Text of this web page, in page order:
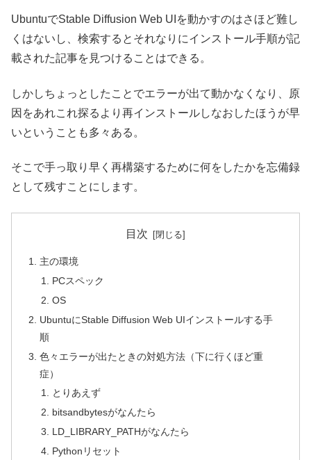
UbuntuでStable Diffusion Web UIを動かすのはさほど難し
くはないし、検索するとそれなりにインストール手順が記
載された記事を見つけることはできる。
しかしちょっとしたことでエラーが出て動かなくなり、原
因をあれこれ探るより再インストールしなおしたほうが早
いということも多々ある。
そこで手っ取り早く再構築するために何をしたかを忘備録
として残すことにします。
目次
主の環境
PCスペック
OS
UbuntuにStable Diffusion Web UIインストールする手
順
色々エラーが出たときの対処方法（下に行くほど重
症）
とりあえず
bitsandbytesがなんたら
LD_LIBRARY_PATHがなんたら
Pythonリセット